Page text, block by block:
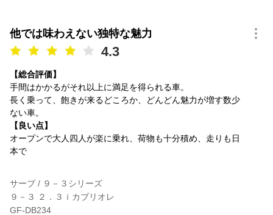
他では味わえない独特な魅力
4.3
【総合評価】
手間はかかるがそれ以上に満足を得られる車。
長く乗って、飽きが来るどころか、どんどん魅力が増す数少
ない車。
【良い点】
オープンで大人四人が楽に乗れ、荷物も十分積め、走りも日
本で
サーブ / ９－３シリーズ
９－３ ２．３ｉカブリオレ
GF-DB234